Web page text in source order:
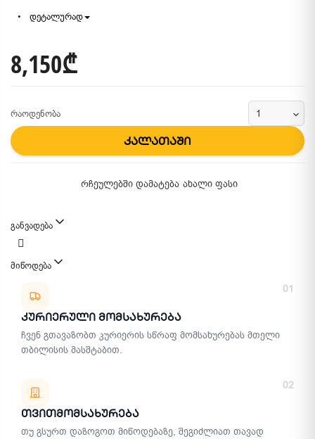
დეტალურად
8,150₾
რაოდენობა
კალათაში
რჩეულებში დამატება ახალი ფასი
განვადება
მიწოდება
01
Კურიერული Მომსახურება
ჩვენ გთავაზობთ კურიერის სწრაფ მომსახურებას მთელი
თბილისის მასშტაბით.
02
Თვითმომსახურება
თუ გსურთ დაზოგოთ მიწოდებაზე, შეგიძლიათ თავად